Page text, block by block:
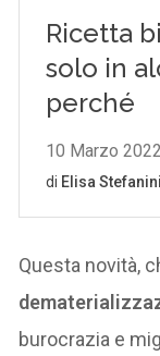
Questa novità,
burocrazia e